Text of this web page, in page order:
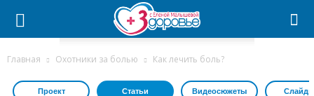
Главная Охотники за болью Как лечить боль?
Проект Статьи Видеосюжеты